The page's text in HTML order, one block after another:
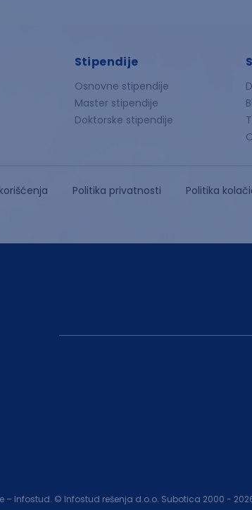
Stipendije
Osnovne stipendije
Master stipendije
Doktorske stipendije
Politika privatnosti Politika
Infostud. © Infostud rešenja d.o.o. Subotica 2000 -